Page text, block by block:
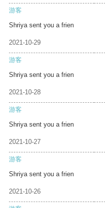
游客
Shriya sent you a frien
2021-10-29
游客
Shriya sent you a frien
2021-10-28
游客
Shriya sent you a frien
2021-10-27
游客
Shriya sent you a frien
2021-10-26